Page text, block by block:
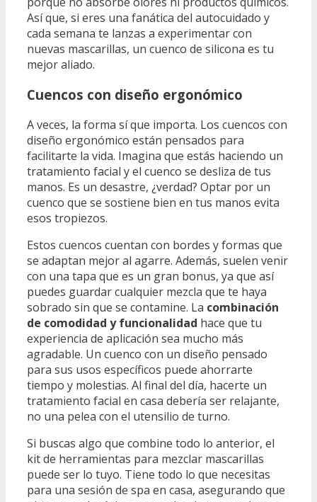
Así que, si eres una fanática del autocuidado y
cada semana te lanzas a experimentar con
nuevas mascarillas, un cuenco de silicona es tu
mejor aliado.
Cuencos con diseño ergonómico
A veces, la forma sí que importa. Los cuencos con
diseño ergonómico están pensados para
facilitarte la vida. Imagina que estás haciendo un
tratamiento facial y el cuenco se desliza de tus
manos. Es un desastre, ¿verdad? Optar por un
cuenco que se sostiene bien en tus manos evita
esos tropiezos.
Estos cuencos cuentan con bordes y formas que
se adaptan mejor al agarre. Además, suelen venir
con una tapa que es un gran bonus, ya que así
puedes guardar cualquier mezcla que te haya
sobrado sin que se contamine. La combinación
de comodidad y funcionalidad hace que tu
experiencia de aplicación sea mucho más
agradable. Un cuenco con un diseño pensado
para sus usos específicos puede ahorrarte
tiempo y molestias. Al final del día, hacerte un
tratamiento facial en casa debería ser relajante,
no una pelea con el utensilio de turno.
Si buscas algo que combine todo lo anterior, el
kit de herramientas para mezclar mascarillas
puede ser lo tuyo. Tiene todo lo que necesitas
para una sesión de spa en casa, asegurando que